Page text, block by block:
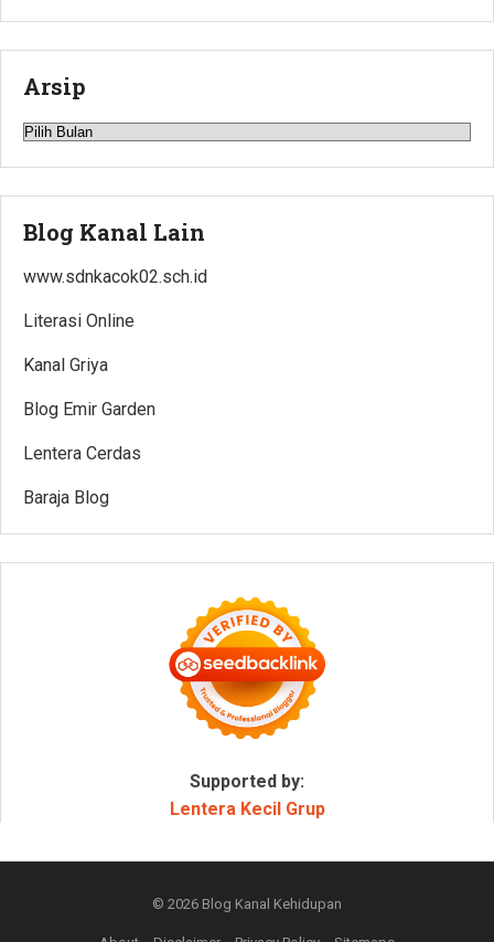
Arsip
Arsip
Blog Kanal Lain
www.sdnkacok02.sch.id
Literasi Online
Kanal Griya
Blog Emir Garden
Lentera Cerdas
Baraja Blog
Supported by:
Lentera Kecil Grup
© 2026 Blog Kanal Kehidupan